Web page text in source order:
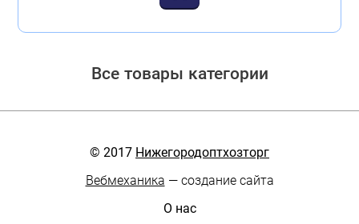
Все товары категории
© 2017 Нижегородоптхозторг
Вебмеханика — создание сайта
О нас